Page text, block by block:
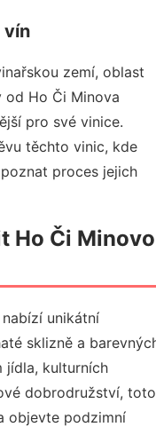
vín
zemí, oblast
od Ho Či Minova
pro své vinice.
těchto vinic, kde
proces jejich
Ho Či Minovo
unikátní
sklizně a
jídla, kulturních
dobrodružství, toto
objevte podzimní